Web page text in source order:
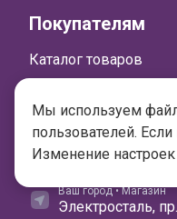
Покупателям
Каталог товаров
Популярное
Ваш город • Магазин
Электросталь,
Мы используем
пользователей.
Изменение